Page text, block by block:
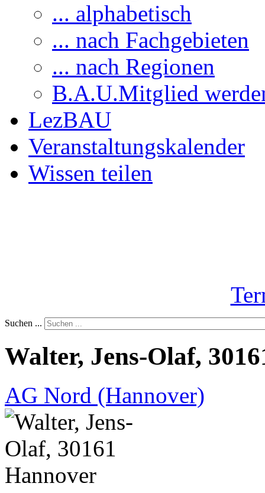
... alphabetisch
... nach Fachgebieten
... nach Regionen
B.A.U.Mitglied
LezBAU
Veranstaltungskalender
Wissen teilen
Suchen ...
Walter, Jens-Olaf,
AG Nord (Hannover)